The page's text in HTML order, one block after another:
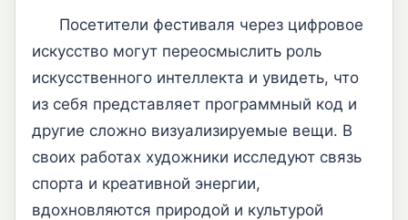
Посетители фестиваля через цифровое
искусство могут переосмыслить роль
искусственного интеллекта и увидеть, что
из себя представляет программный код и
другие сложно визуализируемые вещи. В
своих работах художники исследуют связь
спорта и креативной энергии,
вдохновляются природой и культурой